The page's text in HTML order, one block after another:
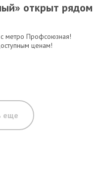
открыт рядом
метро Профсоюзная!
ценам!
еще